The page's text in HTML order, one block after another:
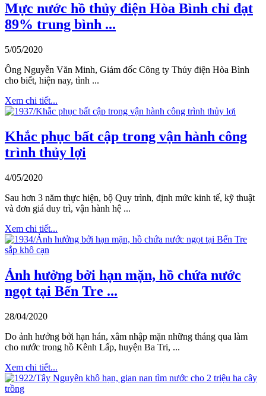
Mực nước hồ thủy điện Hòa Bình chỉ đạt
89% trung bình ...
5/05/2020
Ông Nguyễn Văn Minh, Giám đốc Công ty Thủy điện Hòa Bình
cho biết, hiện nay, tình ...
Xem chi tiết...
Khắc phục bất cập trong vận hành công
trình thủy lợi
4/05/2020
Sau hơn 3 năm thực hiện, bộ Quy trình, định mức kinh tế, kỹ thuật
và đơn giá duy trì, vận hành hệ ...
Xem chi tiết...
Ảnh hưởng bởi hạn mặn, hồ chứa nước
ngọt tại Bến Tre ...
28/04/2020
Do ảnh hưởng bởi hạn hán, xâm nhập mặn những tháng qua làm
cho nước trong hồ Kênh Lấp, huyện Ba Tri, ...
Xem chi tiết...